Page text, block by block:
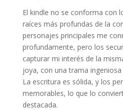
El kindle no se conforma con
raíces más profundas de la
personajes principales me
profundamente, pero los
capturar mi interés de la
joya, con una trama
La escritura es sólida, y los
memorables, lo que lo
destacada.